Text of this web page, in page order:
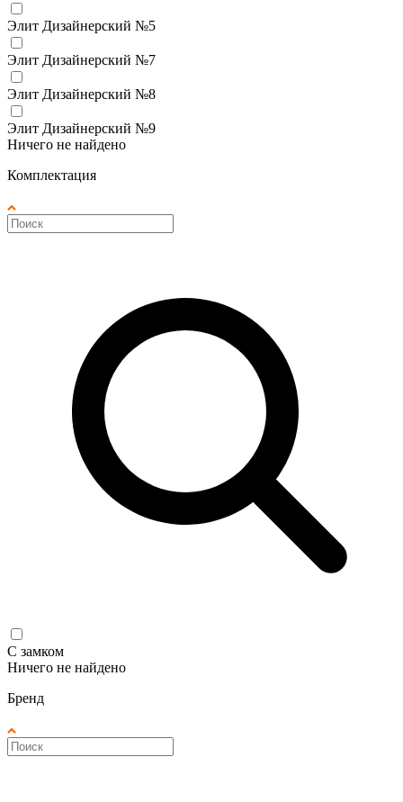
Элит Дизайнерский №5
Элит Дизайнерский №7
Элит Дизайнерский №8
Элит Дизайнерский №9
Ничего не найдено
Комплектация
С замком
Ничего не найдено
Бренд